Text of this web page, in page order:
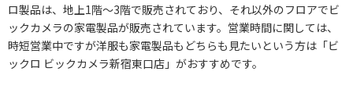
ロ製品は、地上1階～3階で販売されており、それ以外のフロアでビ
ックカメラの家電製品が販売されています。営業時間に関しては、
時短営業中ですが洋服も家電製品もどちらも見たいという方は「ビ
ックロ ビックカメラ新宿東口店」がおすすめです。